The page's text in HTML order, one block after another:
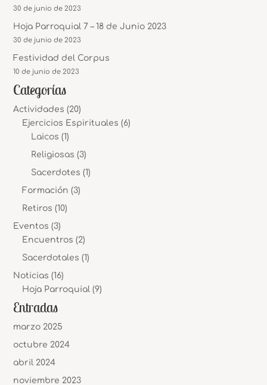
30 de junio de 2023
Hoja Parroquial 7 – 18 de Junio 2023
30 de junio de 2023
Festividad del Corpus
10 de junio de 2023
Categorías
Actividades (20)
Ejercicios Espirituales (6)
Laicos (1)
Religiosas (3)
Sacerdotes (1)
Formación (3)
Retiros (10)
Eventos (3)
Encuentros (2)
Sacerdotales (1)
Noticias (16)
Hoja Parroquial (9)
Entradas
marzo 2025
octubre 2024
abril 2024
noviembre 2023